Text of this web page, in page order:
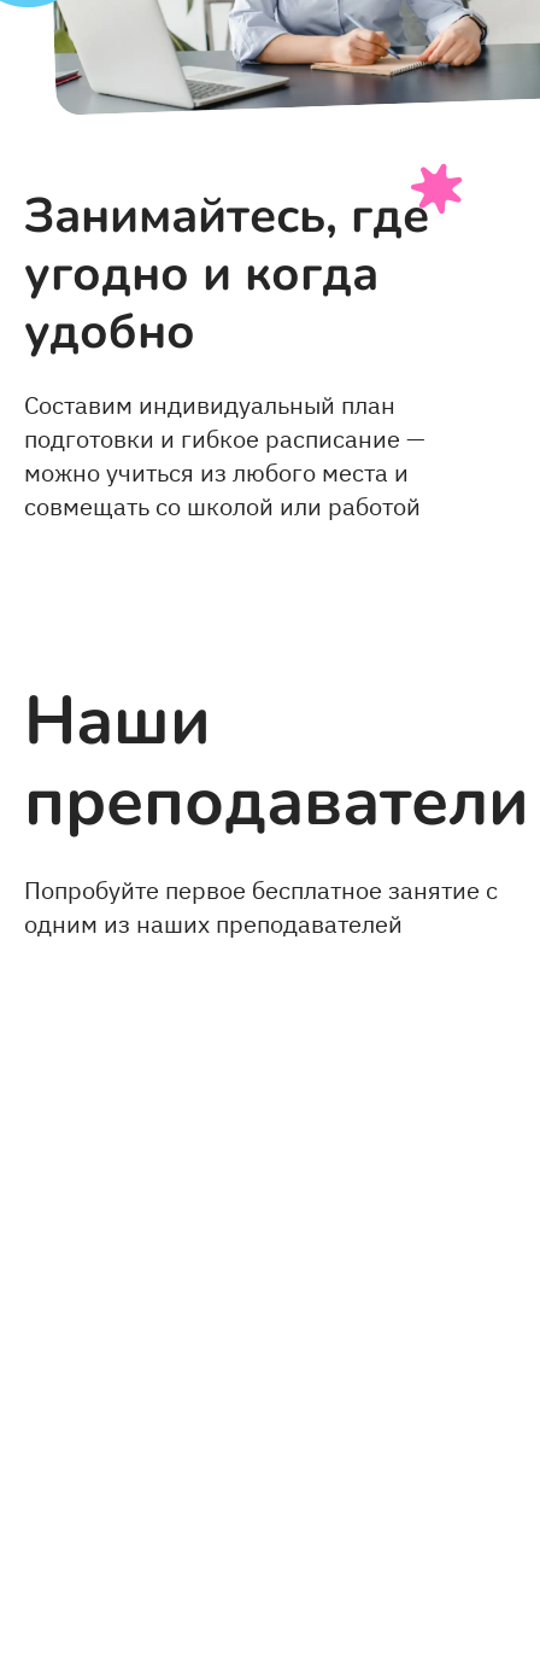
Занимайтесь, где
угодно и когда
удобно
Составим индивидуальный план
подготовки и гибкое расписание —
можно учиться из любого места и
совмещать со школой или работой
Наши
преподаватели
Попробуйте первое бесплатное занятие с
одним из наших преподавателей